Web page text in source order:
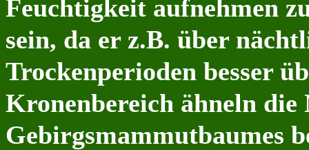
Feuchtigkeit aufnehmen
sein, da er z.B. über
Trockenperioden besser
Kronenbereich ähneln die
Gebirgsmammutbaumes